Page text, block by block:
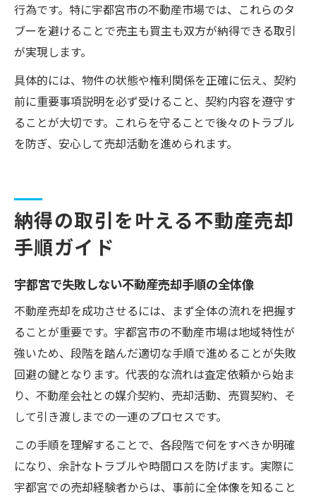
行為です。特に宇都宮市の不動産市場では、これらのタ
ブーを避けることで売主も買主も双方が納得できる取引
が実現します。
具体的には、物件の状態や権利関係を正確に伝え、契約
前に重要事項説明を必ず受けること、契約内容を遵守す
ることが大切です。これらを守ることで後々のトラブル
を防ぎ、安心して売却活動を進められます。
納得の取引を叶える不動産売却
手順ガイド
宇都宮で失敗しない不動産売却手順の全体像
不動産売却を成功させるには、まず全体の流れを把握す
ることが重要です。宇都宮市の不動産市場は地域特性が
強いため、段階を踏んだ適切な手順で進めることが失敗
回避の鍵となります。代表的な流れは査定依頼から始ま
り、不動産会社との媒介契約、売却活動、売買契約、そ
して引き渡しまでの一連のプロセスです。
この手順を理解することで、各段階で何をすべきか明確
になり、余計なトラブルや時間ロスを防げます。実際に
宇都宮での売却経験者からは、事前に全体像を知ること